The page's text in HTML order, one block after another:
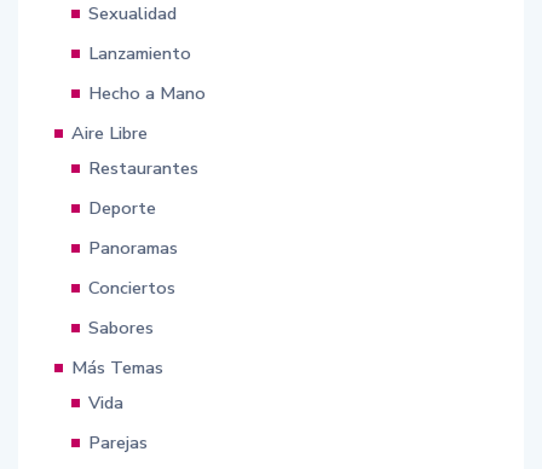
Sexualidad
Lanzamiento
Hecho a Mano
Aire Libre
Restaurantes
Deporte
Panoramas
Conciertos
Sabores
Más Temas
Vida
Parejas